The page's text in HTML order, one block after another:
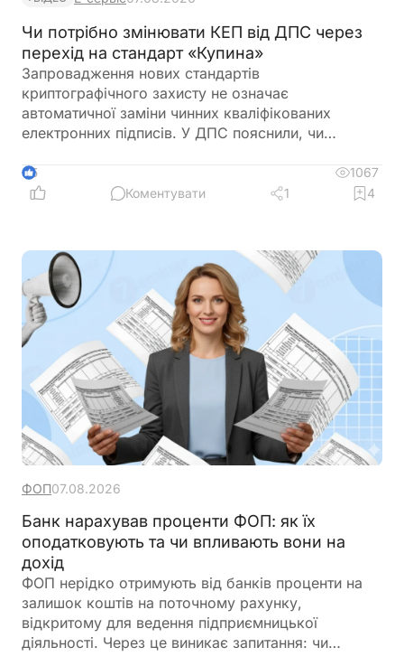
Чи потрібно змінювати КЕП від ДПС через
перехід на стандарт «Купина»
Запровадження нових стандартів
криптографічного захисту не означає
автоматичної заміни чинних кваліфікованих
електронних підписів. У ДПС пояснили, чи
ДПС, після переходу на новий стандарт «Купина»
та чи потрібно користувачам отримувати нові
5
1067
Коментувати
1 4
ФОП07.08.2026
Банк нарахував проценти ФОП: як їх
оподатковують та чи впливають вони на
дохід
ФОП нерідко отримують від банків проценти на
залишок коштів на поточному рахунку,
відкритому для ведення підприємницької
діяльності. Через це виникає запитання: чи